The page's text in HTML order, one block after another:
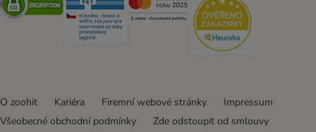
O zoohit Kariéra Firemní webové stránky
Impressum
Všeobecné obchodní podmínky
Zde odstoupit od smlouvy